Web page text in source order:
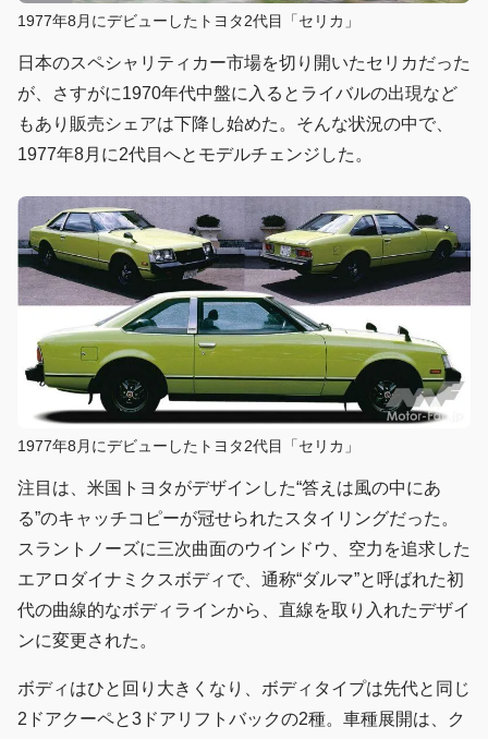
1977年8月にデビューしたトヨタ2代目「セリカ」
日本のスペシャリティカー市場を切り開いたセリカだった
が、さすがに1970年代中盤に入るとライバルの出現など
もあり販売シェアは下降し始めた。そんな状況の中で、
1977年8月に2代目へとモデルチェンジした。
1977年8月にデビューしたトヨタ2代目「セリカ」
注目は、米国トヨタがデザインした“答えは風の中にあ
る”のキャッチコピーが冠せられたスタイリングだった。
スラントノーズに三次曲面のウインドウ、空力を追求した
エアロダイナミクスボディで、通称“ダルマ”と呼ばれた初
代の曲線的なボディラインから、直線を取り入れたデザイ
ンに変更された。
ボディはひと回り大きくなり、ボディタイプは先代と同じ
2ドアクーペと3ドアリフトバックの2種。車種展開は、ク